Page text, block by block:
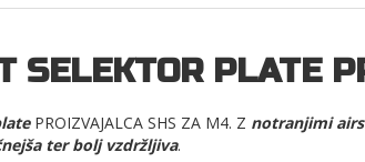
SELEKTOR PLATE
PROIZVAJALCA SHS ZA M4. Z notranjimi
ter bolj vzdržljiva.